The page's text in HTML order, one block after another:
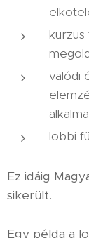
valódi
lobbi
Ez idáig
sikerült.
Egy példa a